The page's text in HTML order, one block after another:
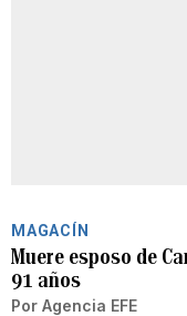
MAGACÍN
Muere esposo de
91 años
Por Agencia EFE